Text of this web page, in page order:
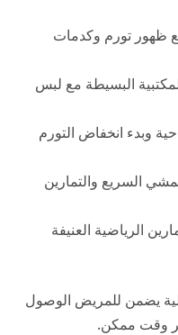
مع ظهور تورم وكدمات
البسيطة مع لبس
وبدء انخفاض التورم
السريع والتمارين
الرياضية العنيفة
يضمن للمريض الوصول
وقت ممكن.